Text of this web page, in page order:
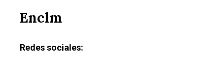
Enclm
Redes sociales: